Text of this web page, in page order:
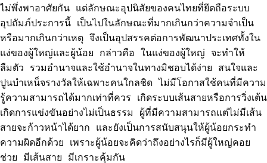
ไม่พึ่งพาอาศัยกัน แต่ลักษณะอุปนิสัยของคนไทยที่ยึดถือระบบ
อุปถัมภ์ประการนี้ เป็นไปในลักษณะที่มากเกินกว่าความจำเป็น
หรือมากเกินกว่าเหตุ จึงเป็นอุปสรรคต่อการพัฒนาประเทศทั้งใน
แง่ของผู้ใหญ่และผู้น้อย กล่าวคือ ในแง่ของผู้ใหญ่ จะทำให้
ลืมตัว รวมอำนาจและใช้อำนาจในทางมิชอบได้ง่าย สนใจและ
ปูนบำเหน็จรางวัลให้เฉพาะคนใกลชิด ไม่มีโอกาสใช้คนที่มีความ
รู้ความสามารถได้มากเท่าที่ควร เกิดระบบเส้นสายหรือการวิ่งเต้น
เกิดการแข่งขันอย่างไม่เป็นธรรม ผู้ที่มีความสามารถแต่ไม่มีเส้น
สายจะก้าวหน้าได้ยาก และยังเป็นการสนับสนุนให้ผู้น้อยกระทำ
ความผิดอีกด้วย เพราะผู้น้อยจะคิดว่าถึงอย่างไรก็มีผู้ใหญ่คอย
ช่วย มีเส้นสาย มีเกราะคุ้มกัน